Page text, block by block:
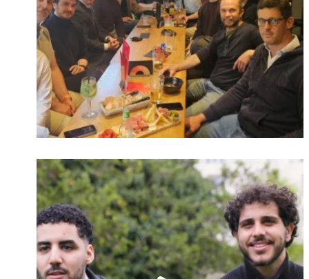
Charger plus Suivre sur Instagram
Identifiant oublié ?
Mot de passe
oublié ?